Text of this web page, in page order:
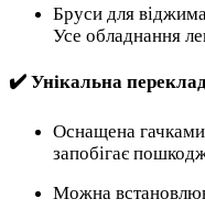
Бруси для
Усе обладнання
✔️ Унікальна
Оснащена
запобігає
Можна